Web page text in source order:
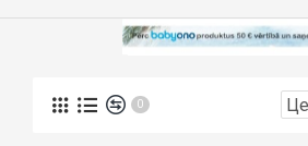
0